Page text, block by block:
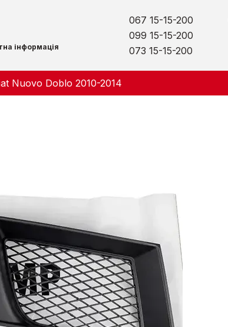
інформація
067 15-15-200
099 15-15-200
073 15-15-200
Nuovo Doblo 2010-2014